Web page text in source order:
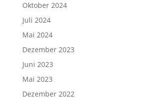
Oktober 2024
Juli 2024
Mai 2024
Dezember 2023
Juni 2023
Mai 2023
Dezember 2022